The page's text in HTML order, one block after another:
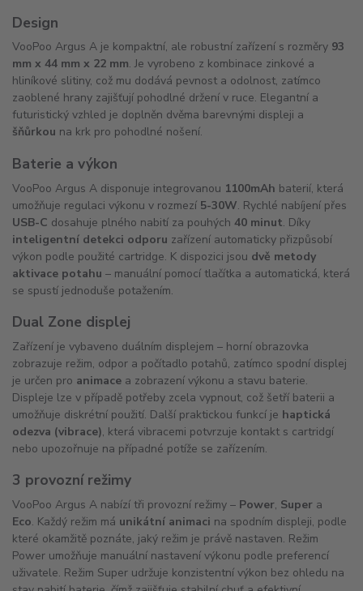
Design
VooPoo Argus A je kompaktní, ale robustní zařízení s rozměry 93
mm x 44 mm x 22 mm. Je vyrobeno z kombinace zinkové a
hliníkové slitiny, což mu dodává pevnost a odolnost, zatímco
zaoblené hrany zajišťují pohodlné držení v ruce. Elegantní a
futuristický vzhled je doplněn dvěma barevnými displeji a
šňůrkou na krk pro pohodlné nošení.
Baterie a výkon
VooPoo Argus A disponuje integrovanou 1100mAh baterií, která
umožňuje regulaci výkonu v rozmezí 5-30W. Rychlé nabíjení přes
USB-C dosahuje plného nabití za pouhých 40 minut. Díky
inteligentní detekci odporu zařízení automaticky přizpůsobí
výkon podle použité cartridge. K dispozici jsou dvě metody
aktivace potahu – manuální pomocí tlačítka a automatická, která
se spustí jednoduše potažením.
Dual Zone displej
Zařízení je vybaveno duálním displejem – horní obrazovka
zobrazuje režim, odpor a počítadlo potahů, zatímco spodní displej
je určen pro animace a zobrazení výkonu a stavu baterie.
Displeje lze v případě potřeby zcela vypnout, což šetří baterii a
umožňuje diskrétní použití. Další praktickou funkcí je haptická
odezva (vibrace), která vibracemi potvrzuje kontakt s cartridgí
nebo upozořnuje na případné potíže se zařízením.
3 provozní režimy
VooPoo Argus A nabízí tři provozní režimy – Power, Super a
Eco. Každý režim má unikátní animaci na spodním displeji, podle
které okamžitě poznáte, jaký režim je právě nastaven. Režim
Power umožňuje manuální nastavení výkonu podle preferencí
uživatele. Režim Super udržuje konzistentní výkon bez ohledu na